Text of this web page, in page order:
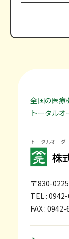
全国の医療
トータルオ
トータルオーダ
〒830-
TEL :
FAX :